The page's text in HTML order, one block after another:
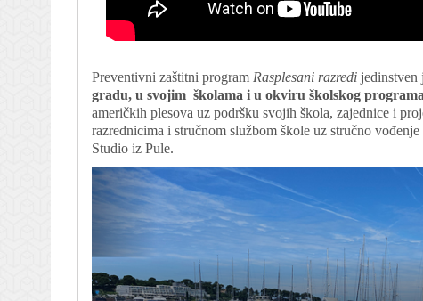
Preventivni zaštitni program Rasplesani razredi jedinstven
gradu, u svojim školama i u okviru školskog
američkih plesova uz podršku svojih škola, zajednice i
razrednicima i stručnom službom škole uz stručno
Studio iz Pule.